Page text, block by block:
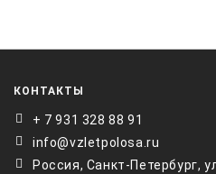
КОНТАКТЫ
+ 7 931 328 88 91
info@vzletpolosa.ru
Россия, Санкт-Петербург,